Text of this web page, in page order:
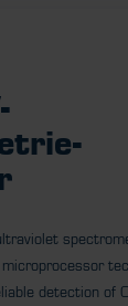
detection of